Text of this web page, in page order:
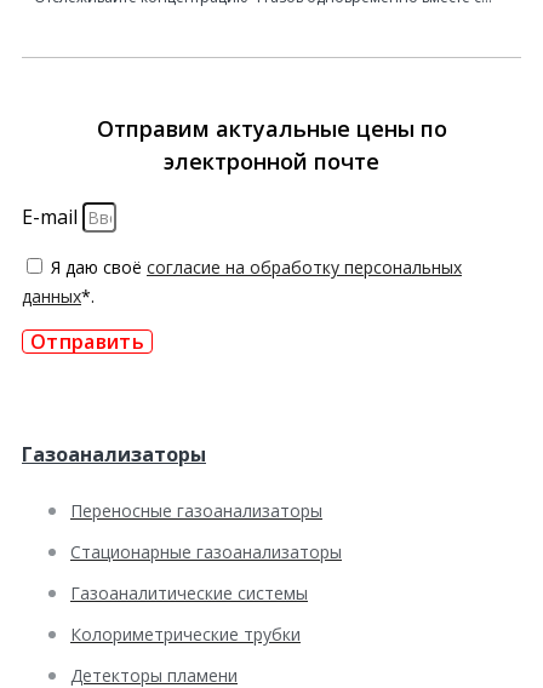
Отправим актуальные цены по
электронной почте
E-mail
Я даю своё согласие на обработку персональных
данных*.
Отправить
Газоанализаторы
Переносные газоанализаторы
Стационарные газоанализаторы
Газоаналитические системы
Колориметрические трубки
Детекторы пламени